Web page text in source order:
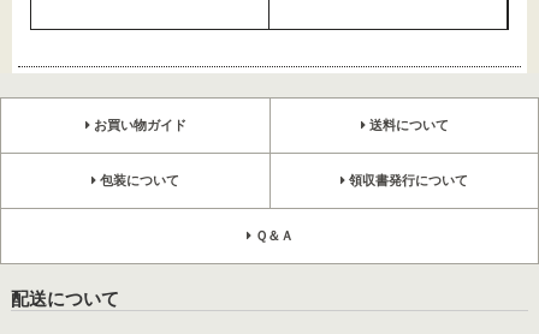
お買い物ガイド 送料について
包装について 領収書発行について
Ｑ＆Ａ
配送について